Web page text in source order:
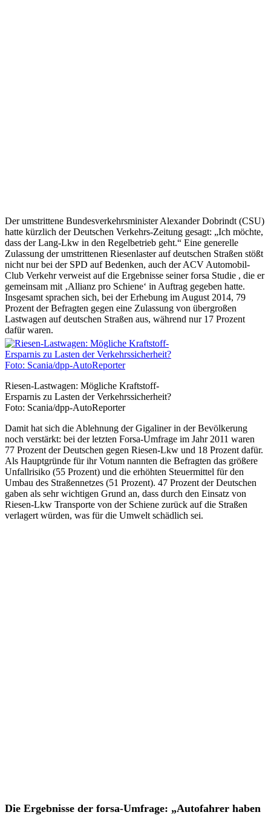
Der umstrittene Bundesverkehrsminister Alexander Dobrindt (CSU)
hatte kürzlich der Deutschen Verkehrs-Zeitung gesagt: „Ich möchte,
dass der Lang-Lkw in den Regelbetrieb geht.“ Eine generelle
Zulassung der umstrittenen Riesenlaster auf deutschen Straßen stößt
nicht nur bei der SPD auf Bedenken, auch der ACV Automobil-
Club Verkehr verweist auf die Ergebnisse seiner forsa Studie , die er
gemeinsam mit ‚Allianz pro Schiene‘ in Auftrag gegeben hatte.
Insgesamt sprachen sich, bei der Erhebung im August 2014, 79
Prozent der Befragten gegen eine Zulassung von übergroßen
Lastwagen auf deutschen Straßen aus, während nur 17 Prozent
dafür waren.
Riesen-Lastwagen: Mögliche Kraftstoff-
Ersparnis zu Lasten der Verkehrssicherheit?
Foto: Scania/dpp-AutoReporter
Damit hat sich die Ablehnung der Gigaliner in der Bevölkerung
noch verstärkt: bei der letzten Forsa-Umfrage im Jahr 2011 waren
77 Prozent der Deutschen gegen Riesen-Lkw und 18 Prozent dafür.
Als Hauptgründe für ihr Votum nannten die Befragten das größere
Unfallrisiko (55 Prozent) und die erhöhten Steuermittel für den
Umbau des Straßennetzes (51 Prozent). 47 Prozent der Deutschen
gaben als sehr wichtigen Grund an, dass durch den Einsatz von
Riesen-Lkw Transporte von der Schiene zurück auf die Straßen
verlagert würden, was für die Umwelt schädlich sei.
Die Ergebnisse der forsa-Umfrage: „Autofahrer haben